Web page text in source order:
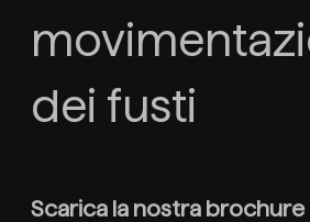
dei fusti
Scarica la nostra brochure